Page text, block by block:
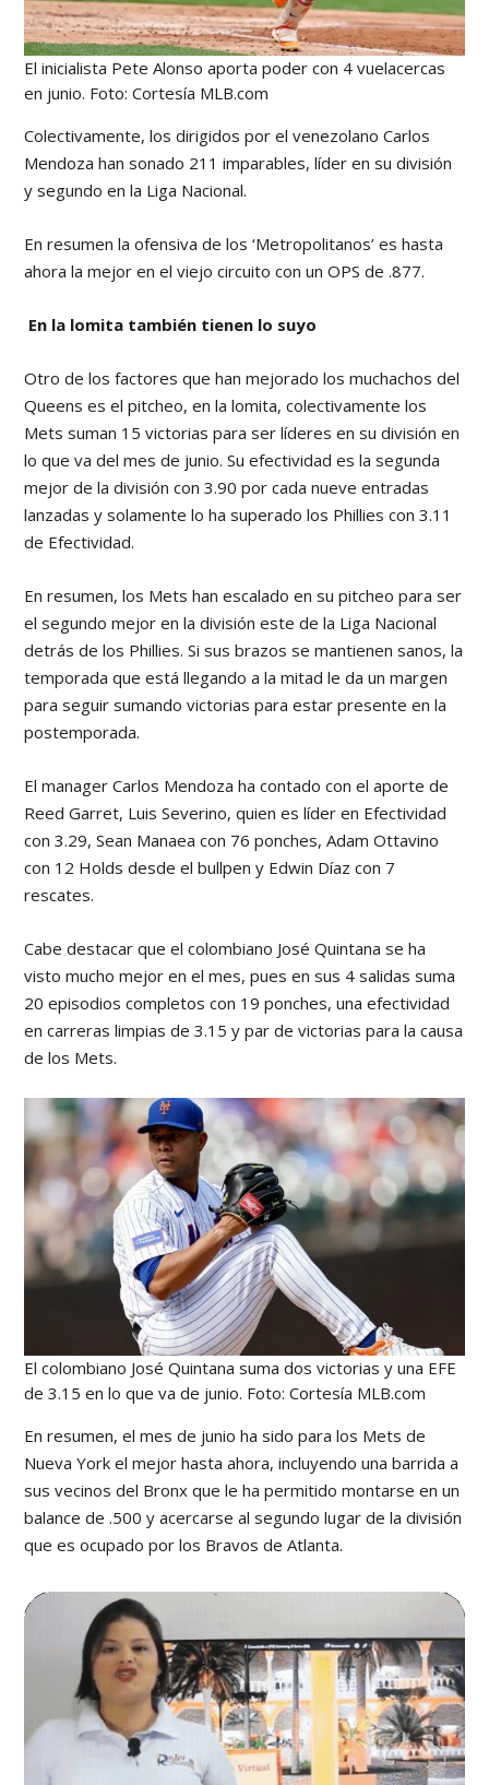
El inicialista Pete Alonso aporta poder con 4 vuelacercas
en junio. Foto: Cortesía MLB.com
Colectivamente, los dirigidos por el venezolano Carlos
Mendoza han sonado 211 imparables, líder en su división
y segundo en la Liga Nacional.
En resumen la ofensiva de los ‘Metropolitanos’ es hasta
ahora la mejor en el viejo circuito con un OPS de .877.
En la lomita también tienen lo suyo
Otro de los factores que han mejorado los muchachos del
Queens es el pitcheo, en la lomita, colectivamente los
Mets suman 15 victorias para ser líderes en su división en
lo que va del mes de junio. Su efectividad es la segunda
mejor de la división con 3.90 por cada nueve entradas
lanzadas y solamente lo ha superado los Phillies con 3.11
de Efectividad.
En resumen, los Mets han escalado en su pitcheo para ser
el segundo mejor en la división este de la Liga Nacional
detrás de los Phillies. Si sus brazos se mantienen sanos, la
temporada que está llegando a la mitad le da un margen
para seguir sumando victorias para estar presente en la
postemporada.
El manager Carlos Mendoza ha contado con el aporte de
Reed Garret, Luis Severino, quien es líder en Efectividad
con 3.29, Sean Manaea con 76 ponches, Adam Ottavino
con 12 Holds desde el bullpen y Edwin Díaz con 7
rescates.
Cabe destacar que el colombiano José Quintana se ha
visto mucho mejor en el mes, pues en sus 4 salidas suma
20 episodios completos con 19 ponches, una efectividad
en carreras limpias de 3.15 y par de victorias para la causa
de los Mets.
El colombiano José Quintana suma dos victorias y una EFE
de 3.15 en lo que va de junio. Foto: Cortesía MLB.com
En resumen, el mes de junio ha sido para los Mets de
Nueva York el mejor hasta ahora, incluyendo una barrida a
sus vecinos del Bronx que le ha permitido montarse en un
balance de .500 y acercarse al segundo lugar de la división
que es ocupado por los Bravos de Atlanta.